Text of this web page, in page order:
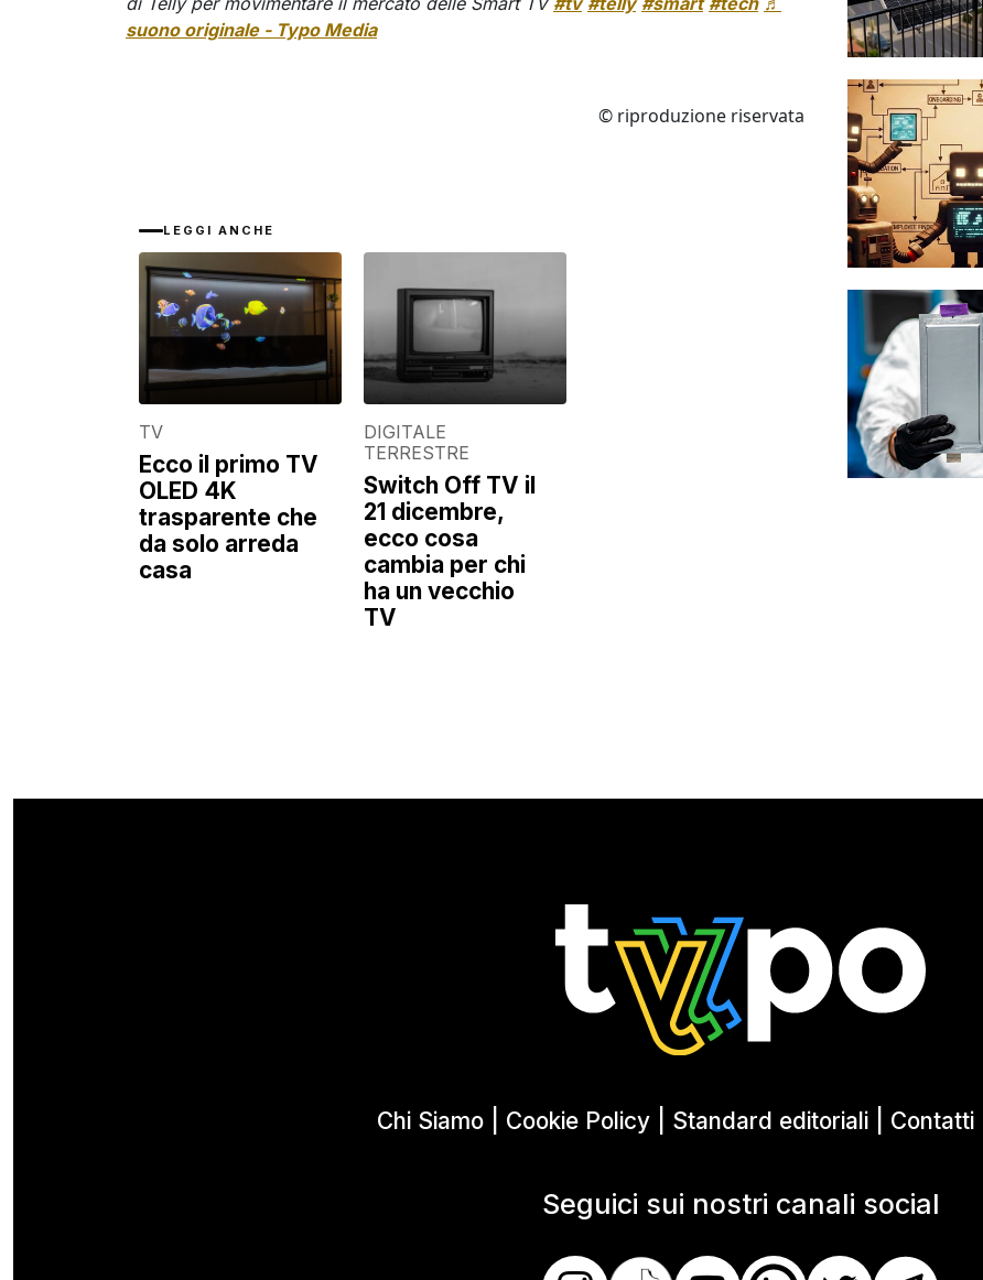
suono originale - Typo Media
© riproduzione riservata
LEGGI ANCHE
TV
Ecco il primo TV
OLED 4K
trasparente che
da solo arreda
casa
DIGITALE
TERRESTRE
Switch Off TV il
21 dicembre,
ecco cosa
cambia per chi
ha un vecchio
TV
Chi Siamo| Cookie Policy| Standard editoriali| Contatti|
Seguici sui nostri canali social